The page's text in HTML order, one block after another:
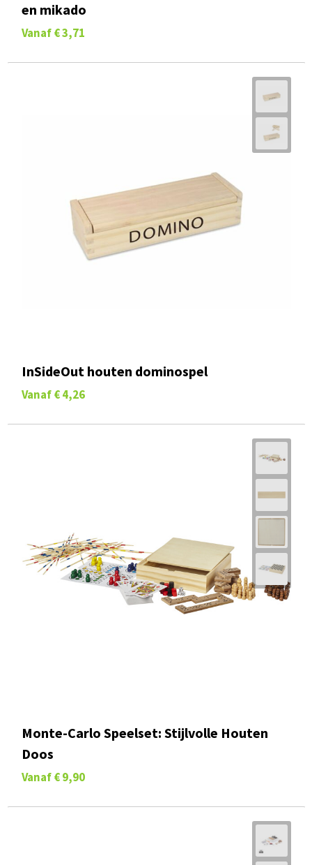
en mikado
Vanaf € 3,71
InSideOut houten dominospel
Vanaf € 4,26
Monte-Carlo Speelset: Stijlvolle Houten
Doos
Vanaf € 9,90